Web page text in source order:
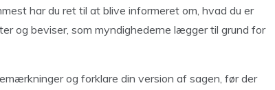
har du ret til at blive informeret om, hvad du er
og beviser, som myndighederne lægger til grund for
og forklare din version af sagen, før der